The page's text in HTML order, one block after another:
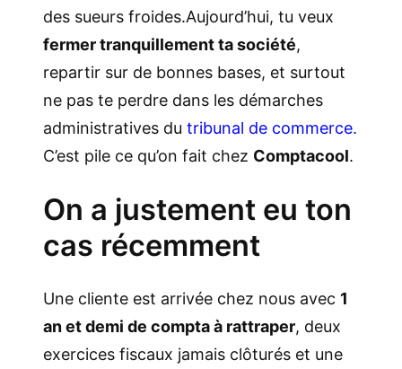
des sueurs froides.Aujourd’hui, tu veux
fermer tranquillement ta société,
repartir sur de bonnes bases, et surtout
ne pas te perdre dans les démarches
administratives du tribunal de commerce.
C’est pile ce qu’on fait chez Comptacool.
On a justement eu ton
cas récemment
Une cliente est arrivée chez nous avec 1
an et demi de compta à rattraper, deux
exercices fiscaux jamais clôturés et une